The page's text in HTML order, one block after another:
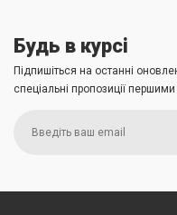
Будь в курсі
Підпишіться на останні
спеціальні пропозиції першими